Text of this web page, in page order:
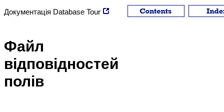
Документація Database Tour
Файл
відповідностей
полів